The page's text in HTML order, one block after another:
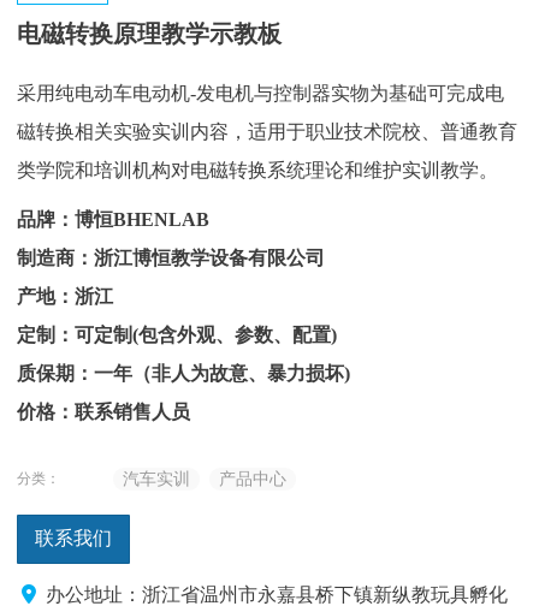
电磁转换原理教学示教板
采用纯电动车电动机-发电机与控制器实物为基础可完成电
磁转换相关实验实训内容，适用于职业技术院校、普通教育
类学院和培训机构对电磁转换系统理论和维护实训教学。
品牌：博恒BHENLAB
制造商：浙江博恒教学设备有限公司
产地：浙江
定制：可定制(包含外观、参数、配置)
质保期：一年（非人为故意、暴力损坏)
价格：联系销售人员
分类： 汽车实训 产品中心
联系我们
办公地址：浙江省温州市永嘉县桥下镇新纵教玩具孵化